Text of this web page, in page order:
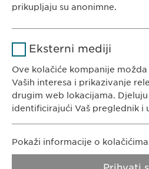
Tel. +387 33
E-Mail:info@
Trajanje
Svrha
saglasnosti
prikupljaju su anonimne.
Google
Trajanje 1 day
Eksterni mediji
Ove kolačiće kompanije
Vaših interesa i prikazivanje
drugim web lokacijama.
identificirajući Vaš preglednik i
Naziv LinkedIn
Pokaži informacije o kolačićima